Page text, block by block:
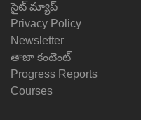
సైట్ మ్యాప్
Privacy Policy
Newsletter
తాజా కంటెంట్
Progress Reports
Courses